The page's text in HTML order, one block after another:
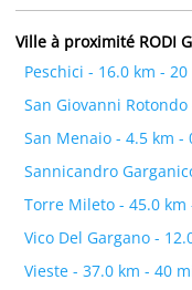
Ville à proximité RODI
Peschici - 16.0 km -
San Giovanni
San Menaio - 4.5 km -
Sannicandro
Torre Mileto - 45.0 km
Vico Del Gargano -
Vieste - 37.0 km - 40